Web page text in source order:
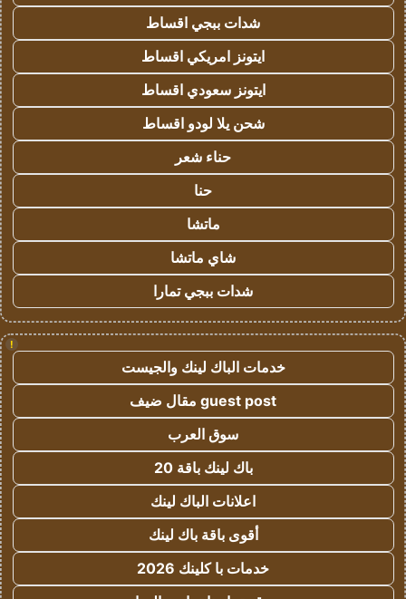
شدات ببجي اقساط
ايتونز امريكي اقساط
ايتونز سعودي اقساط
شحن يلا لودو اقساط
حناء شعر
حنا
ماتشا
شاي ماتشا
شدات ببجي تمارا
!
خدمات الباك لينك والجيست
guest post مقال ضيف
سوق العرب
باك لينك باقة 20
اعلانات الباك لينك
أقوى باقة باك لينك
خدمات با كلينك 2026